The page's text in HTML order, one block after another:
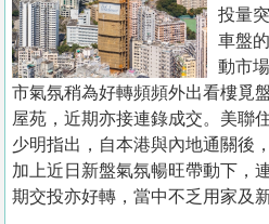
置
業
手
冊
關
於
我
投量
車盤
動市
市氣氛稍為好轉頻頻外出看樓覓
屋苑，近期亦接連錄成交。美聯
少明指出，自本港與內地通關後
加上近日新盤氣氛暢旺帶動下，
期交投亦好轉，當中不乏用家及